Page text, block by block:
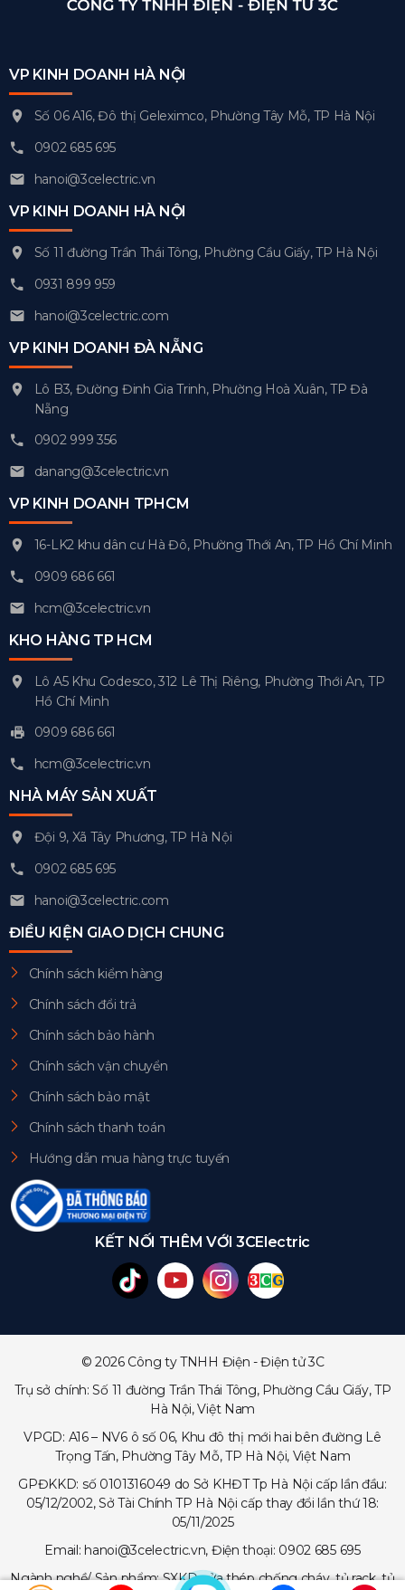
VP KINH DOANH HÀ NỘI
Số 06 A16, Đô thị Geleximco, Phường Tây Mỗ, TP Hà Nội
0902 685 695
hanoi@3celectric.vn
VP KINH DOANH HÀ NỘI
Số 11 đường Trần Thái Tông, Phường Cầu Giấy, TP Hà Nội
0931 899 959
hanoi@3celectric.com
VP KINH DOANH ĐÀ NẴNG
Lô B3, Đường Đinh Gia Trinh, Phường Hoà Xuân, TP Đà
Nẵng
0902 999 356
danang@3celectric.vn
VP KINH DOANH TPHCM
16-LK2 khu dân cư Hà Đô, Phường Thới An, TP Hồ Chí Minh
0909 686 661
hcm@3celectric.vn
KHO HÀNG TP HCM
Lô A5 Khu Codesco, 312 Lê Thị Riêng, Phường Thới An, TP
Hồ Chí Minh
0909 686 661
hcm@3celectric.vn
NHÀ MÁY SẢN XUẤT
Đội 9, Xã Tây Phương, TP Hà Nội
0902 685 695
hanoi@3celectric.com
ĐIỀU KIỆN GIAO DỊCH CHUNG
Chính sách kiểm hàng
Chính sách đổi trả
Chính sách bảo hành
Chính sách vận chuyển
Chính sách bảo mật
Chính sách thanh toán
Hướng dẫn mua hàng trực tuyến
KẾT NỐI THÊM VỚI 3CElectric
© 2026 Công ty TNHH Điện - Điện tử 3C
Trụ sở chính: Số 11 đường Trần Thái Tông, Phường Cầu Giấy, TP
Hà Nội, Việt Nam
VPGD: A16 – NV6 ô số 06, Khu đô thị mới hai bên đường Lê
Trọng Tấn, Phường Tây Mỗ, TP Hà Nội, Việt Nam
GPĐKKD: số 0101316049 do Sở KHĐT Tp Hà Nội cấp lần đầu:
05/12/2002, Sở Tài Chính TP Hà Nội cấp thay đổi lần thứ 18:
05/11/2025
Email: hanoi@3celectric.vn, Điện thoại: 0902 685 695
Ngành nghề/ Sản phẩm: SXKD cửa thép chống cháy, tủ rack, tủ